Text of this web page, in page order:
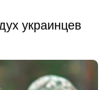
украинцев